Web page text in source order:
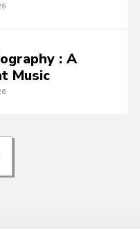
: A
Music